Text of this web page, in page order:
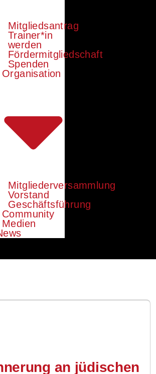
Mitgliedsantrag
Trainer*in
werden
Fördermitgliedschaft
Spenden
Organisation
Mitgliederversammlung
Vorstand
Geschäftsführung
Community
Medien
an jüdischen